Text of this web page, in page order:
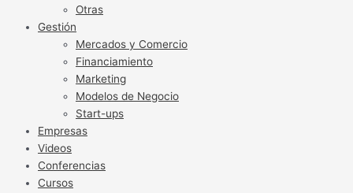
Otras
Gestión
Mercados y Comercio
Financiamiento
Marketing
Modelos de Negocio
Start-ups
Empresas
Videos
Conferencias
Cursos